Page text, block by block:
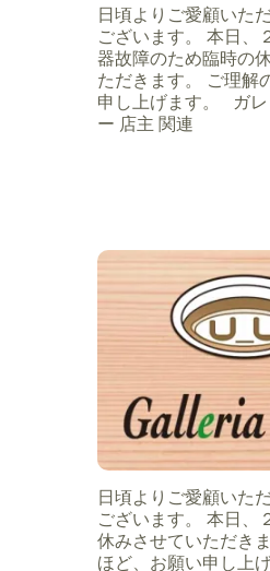
日頃よりご愛顧いた
ございます。 本日、
器故障のため臨時の
ただきます。 ご理解
申し上げます。 ガ
ー 店主 関連
日頃よりご愛顧いた
ございます。 本日、
休みさせていただき
ほど、お願い申し上